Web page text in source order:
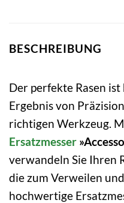
BESCHREIBUNG
Der perfekte Rasen
Ergebnis von
richtigen Werkzeug.
Ersatzmesser
verwandeln Sie Ihren
die zum Verweilen
hochwertige